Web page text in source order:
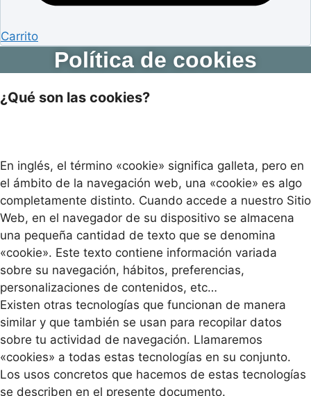
Carrito
Política de cookies
¿Qué son las cookies?
En inglés, el término «cookie» significa galleta, pero en
el ámbito de la navegación web, una «cookie» es algo
completamente distinto. Cuando accede a nuestro Sitio
Web, en el navegador de su dispositivo se almacena
una pequeña cantidad de texto que se denomina
«cookie». Este texto contiene información variada
sobre su navegación, hábitos, preferencias,
personalizaciones de contenidos, etc…
Existen otras tecnologías que funcionan de manera
similar y que también se usan para recopilar datos
sobre tu actividad de navegación. Llamaremos
«cookies» a todas estas tecnologías en su conjunto.
Los usos concretos que hacemos de estas tecnologías
se describen en el presente documento.